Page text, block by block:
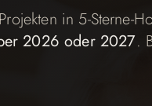
in 5-Sterne-
2026 oder 2027.